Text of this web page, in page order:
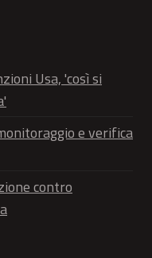
Usa, 'così si
e verifica
contro